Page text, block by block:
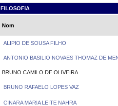
FILOSOFIA
Nom
ALIPIO DE SOUSA FILHO
ANTONIO BASILIO NOVAES THOMAZ DE
BRUNO CAMILO DE OLIVEIRA
BRUNO RAFAELO LOPES VAZ
CINARA MARIA LEITE NAHRA